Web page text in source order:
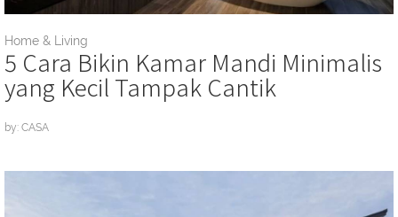
Home & Living
5 Cara Bikin Kamar Mandi Minimalis
yang Kecil Tampak Cantik
by: CASA